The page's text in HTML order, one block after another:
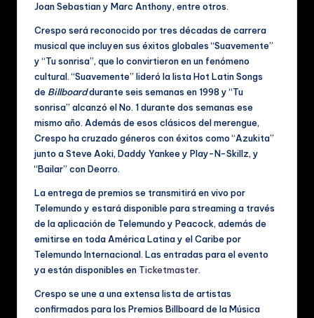
Joan Sebastian y Marc Anthony, entre otros.
Crespo será reconocido por tres décadas de carrera
musical que incluyen sus éxitos globales “Suavemente”
y “Tu sonrisa”, que lo convirtieron en un fenómeno
cultural. “Suavemente” lideró la lista Hot Latin Songs
de Billboarddurante seis semanas en 1998 y “Tu
sonrisa” alcanzó el No. 1 durante dos semanas ese
mismo año. Además de esos clásicos del merengue,
Crespo ha cruzado géneros con éxitos como “Azukita”
junto a Steve Aoki, Daddy Yankee y Play-N-Skillz, y
“Bailar” con Deorro.
La entrega de premios se transmitirá en vivo por
Telemundo y estará disponible para streaming a través
de la aplicación de Telemundo y Peacock, además de
emitirse en toda América Latina y el Caribe por
Telemundo Internacional. Las entradas para el evento
ya están disponibles en Ticketmaster.
Crespo se une a una extensa lista de artistas
confirmados para los Premios Billboard de la Música